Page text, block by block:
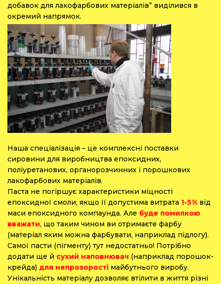
добавок для лакофарбових матеріалів” виділився в
окремий напрямок.
Наша спеціалізація – це комплексні поставки
сировини для виробництва епоксидних,
поліуретанових, органорозчинних і порошкових
лакофарбових матеріалів.
Паста не погіршує характеристики міцності
епоксидної смоли, якщо її допустима витрата 1-5% від
маси епоксидного компаунда. Але буде помилкою
вважати, що таким чином ви отримаєте фарбу
(матеріал яким можна фарбувати, наприклад підлогу).
Самої пасти (пігменту) тут недостатньо! Потрібно
додати ще й сухий наповнювач (наприклад порошок-
крейда) для непрозорості майбутнього виробу.
Унікальність матеріалу дозволяє втілити в життя різні